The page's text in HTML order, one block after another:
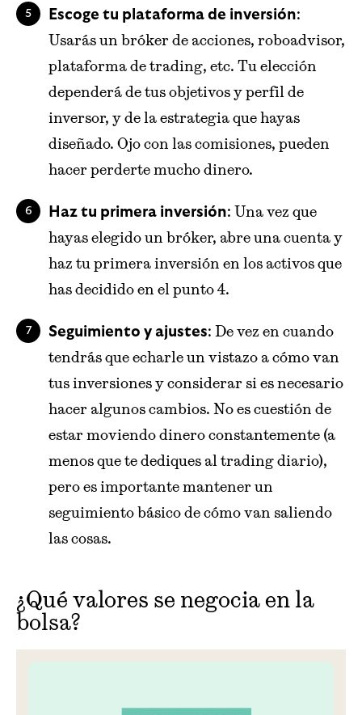
Escoge tu plataforma de inversión:
Usarás un bróker de acciones, roboadvisor,
plataforma de trading, etc. Tu elección
dependerá de tus objetivos y perfil de
inversor, y de la estrategia que hayas
diseñado. Ojo con las comisiones, pueden
hacer perderte mucho dinero.
Haz tu primera inversión: Una vez que
hayas elegido un bróker, abre una cuenta y
haz tu primera inversión en los activos que
has decidido en el punto 4.
Seguimiento y ajustes: De vez en cuando
tendrás que echarle un vistazo a cómo van
tus inversiones y considerar si es necesario
hacer algunos cambios. No es cuestión de
estar moviendo dinero constantemente (a
menos que te dediques al trading diario),
pero es importante mantener un
seguimiento básico de cómo van saliendo
las cosas.
¿Qué valores se negocia en la
bolsa?